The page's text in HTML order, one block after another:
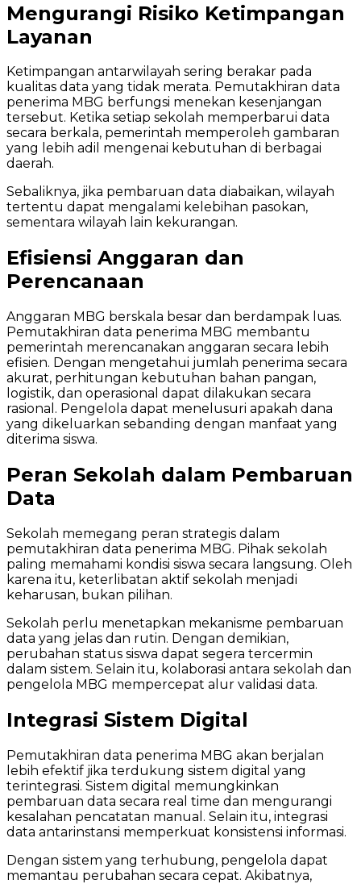
Mengurangi Risiko Ketimpangan
Layanan
Ketimpangan antarwilayah sering berakar pada
kualitas data yang tidak merata. Pemutakhiran data
penerima MBG berfungsi menekan kesenjangan
tersebut. Ketika setiap sekolah memperbarui data
secara berkala, pemerintah memperoleh gambaran
yang lebih adil mengenai kebutuhan di berbagai
daerah.
Sebaliknya, jika pembaruan data diabaikan, wilayah
tertentu dapat mengalami kelebihan pasokan,
sementara wilayah lain kekurangan.
Efisiensi Anggaran dan
Perencanaan
Anggaran MBG berskala besar dan berdampak luas.
Pemutakhiran data penerima MBG membantu
pemerintah merencanakan anggaran secara lebih
efisien. Dengan mengetahui jumlah penerima secara
akurat, perhitungan kebutuhan bahan pangan,
logistik, dan operasional dapat dilakukan secara
rasional. Pengelola dapat menelusuri apakah dana
yang dikeluarkan sebanding dengan manfaat yang
diterima siswa.
Peran Sekolah dalam Pembaruan
Data
Sekolah memegang peran strategis dalam
pemutakhiran data penerima MBG. Pihak sekolah
paling memahami kondisi siswa secara langsung. Oleh
karena itu, keterlibatan aktif sekolah menjadi
keharusan, bukan pilihan.
Sekolah perlu menetapkan mekanisme pembaruan
data yang jelas dan rutin. Dengan demikian,
perubahan status siswa dapat segera tercermin
dalam sistem. Selain itu, kolaborasi antara sekolah dan
pengelola MBG mempercepat alur validasi data.
Integrasi Sistem Digital
Pemutakhiran data penerima MBG akan berjalan
lebih efektif jika terdukung sistem digital yang
terintegrasi. Sistem digital memungkinkan
pembaruan data secara real time dan mengurangi
kesalahan pencatatan manual. Selain itu, integrasi
data antarinstansi memperkuat konsistensi informasi.
Dengan sistem yang terhubung, pengelola dapat
memantau perubahan secara cepat. Akibatnya,